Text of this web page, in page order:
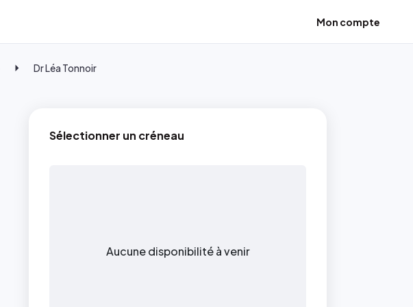
Mon compte
Dr Léa Tonnoir
Sélectionner un créneau
Aucune disponibilité à venir